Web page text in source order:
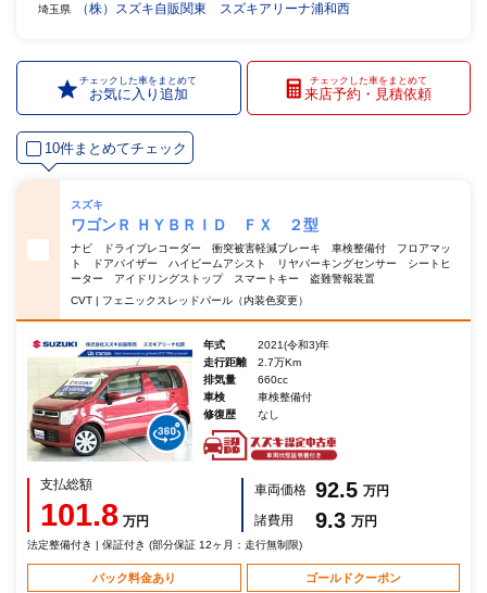
埼玉県 （株）スズキ自販関東 スズキアリーナ浦和西
チェックした車をまとめて
お気に入り追加
チェックした車をまとめて
来店予約・見積依頼
10件まとめてチェック
スズキ
ワゴンＲ ＨＹＢＲＩＤ ＦＸ ２型
ナビ ドライブレコーダー 衝突被害軽減ブレーキ 車検整備付 フロアマッ
ト ドアバイザー ハイビームアシスト リヤパーキングセンサー シートヒ
ーター アイドリングストップ スマートキー 盗難警報装置
CVT | フェニックスレッドパール（内装色変更）
年式
2021(令和3)年
走行距離
2.7万Km
排気量
660cc
車検
車検整備付
修復歴
なし
支払総額
101.8 万円
車両価格 92.5 万円
諸費用
9.3 万円
法定整備付き | 保証付き (部分保証 12ヶ月：走行無制限)
パック料金あり ゴールドクーポン